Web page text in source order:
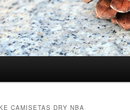
CAMISETAS DRY NBA